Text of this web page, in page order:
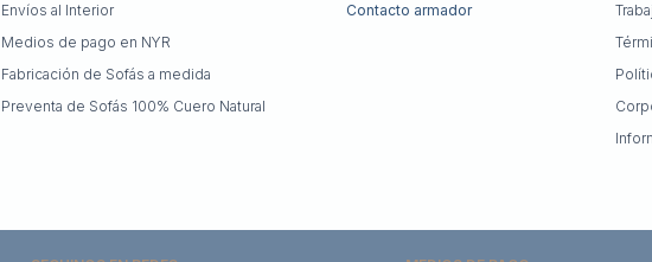
Contacto armador
Envíos al Interior
Medios de pago en NYR
Fabricación de Sofás a medida
Preventa de Sofás 100% Cuero Natural